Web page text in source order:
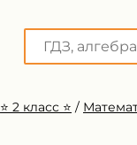
⭐️ 2 класс ⭐️ /